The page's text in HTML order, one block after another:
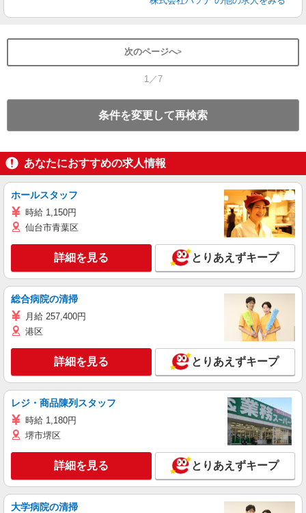
次のページへ
1／7
条件を変更して再検索
あなたにおすすめの求人情報
ホールスタッフ
時給 1,150円
仙台市青葉区
詳細を見る とりあえずキープ
総合病院の清掃
月給 257,400円
港区
詳細を見る とりあえずキープ
レジ・商品陳列スタッフ
時給 1,180円
堺市堺区
詳細を見る とりあえずキープ
大学病院の清掃